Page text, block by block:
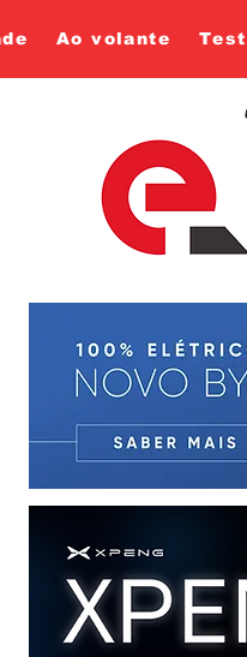
Ao volante